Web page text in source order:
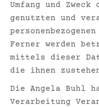
Umfang und
genutzten und
Ferner werden
mittels dieser
die ihnen
Die Angela Buhl
Verarbeitung